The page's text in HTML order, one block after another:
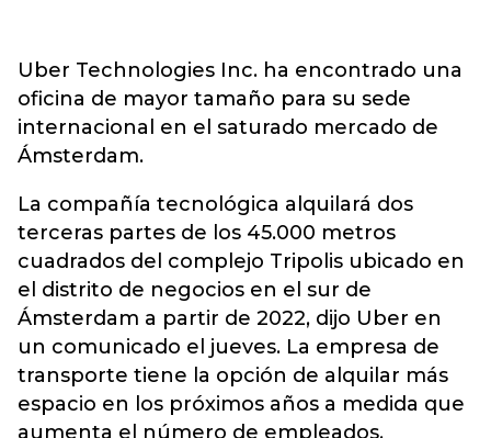
Uber Technologies Inc. ha encontrado una
oficina de mayor tamaño para su sede
internacional en el saturado mercado de
Ámsterdam.
La compañía tecnológica alquilará dos
terceras partes de los 45.000 metros
cuadrados del complejo Tripolis ubicado en
el distrito de negocios en el sur de
Ámsterdam a partir de 2022, dijo Uber en
un comunicado el jueves. La empresa de
transporte tiene la opción de alquilar más
espacio en los próximos años a medida que
aumenta el número de empleados.